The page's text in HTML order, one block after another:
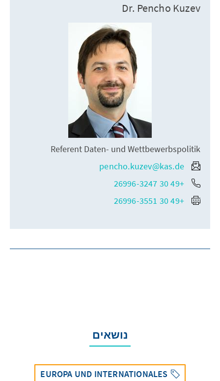
Dr. Pencho Kuzev
Referent Daten- und Wettbewerbspolitik
pencho.kuzev@kas.de
+49 30 26996-3247
+49 30 26996-3551
נושאים
EUROPA UND INTERNATIONALES